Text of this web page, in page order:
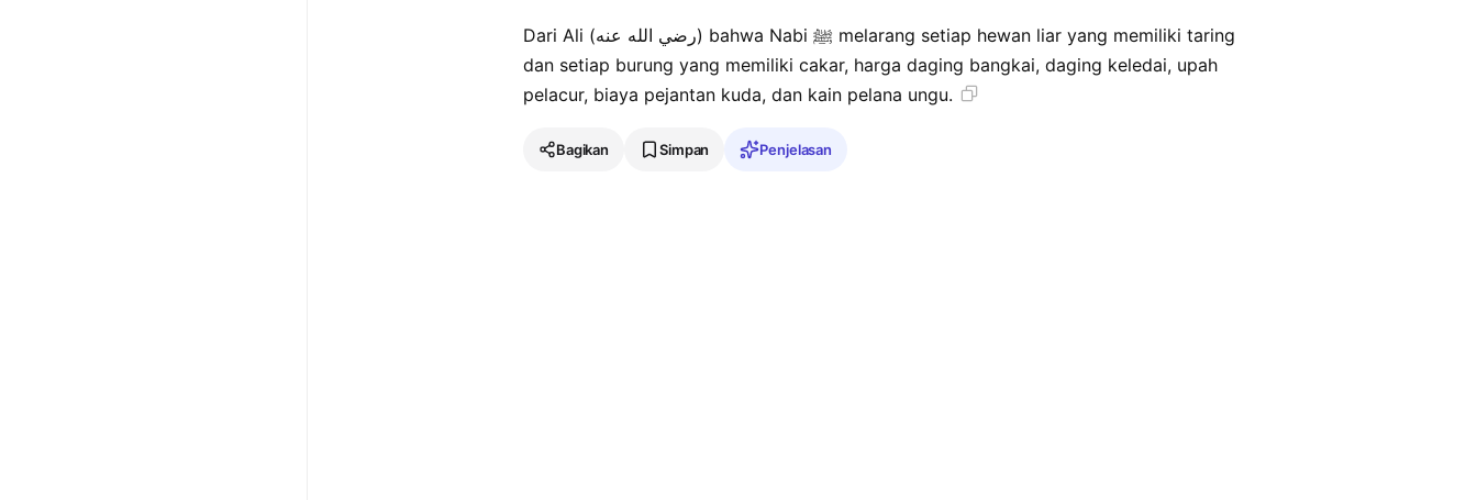
Dari Ali (رضي الله عنه) bahwa Nabi ﷺ melarang setiap hewan liar yang memiliki taring
dan setiap burung yang memiliki cakar, harga daging bangkai, daging keledai, upah
pelacur, biaya pejantan kuda, dan kain pelana ungu.
Bagikan Simpan Penjelasan